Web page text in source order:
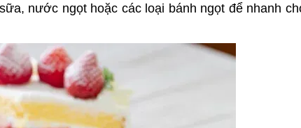
nước ngọt hoặc các loại bánh ngọt để nhanh